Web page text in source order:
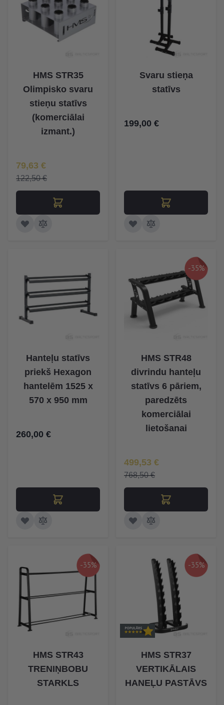
HMS STR35
Olimpisko svaru
stieņu statīvs
(komerciālai
izmant.)
Īpaša Cena
79,63 €
122,50 €
Svaru stieņa
statīvs
199,00 €
Hanteļu statīvs
priekš Hexagon
hantelēm 1525 x
570 x 950 mm
260,00 €
-35%
HMS STR48
divrindu hanteļu
statīvs 6 pāriem,
paredzēts
komerciālai
lietošanai
Īpaša Cena
499,53 €
768,50 €
-35%
HMS STR43
TRENIŅBOBU
STARKLS
-35%
HMS STR37
VERTIKĀLAIS
HANEĻU PASTĀVS